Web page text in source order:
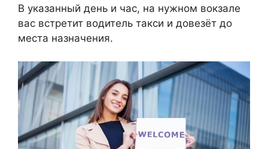
В указанный день и час, на нужном вокзале
вас встретит водитель такси и довезёт до
места назначения.